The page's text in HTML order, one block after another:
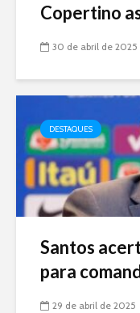
Copertino
30 de abril de 2025
DESTAQUES
Santos
para
29 de abril de 2025